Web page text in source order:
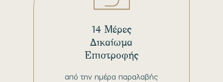
από την ημέρα παραλαβής
14 Μέρες
Δικαίωμα
Επιστροφής